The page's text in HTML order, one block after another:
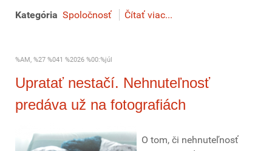
Kategória Spoločnosť Čítať viac...
%AM, %27 %041 %2026 %00:%júl
Upratať nestačí. Nehnuteľnosť
predáva už na fotografiách
O tom, či nehnuteľnosť